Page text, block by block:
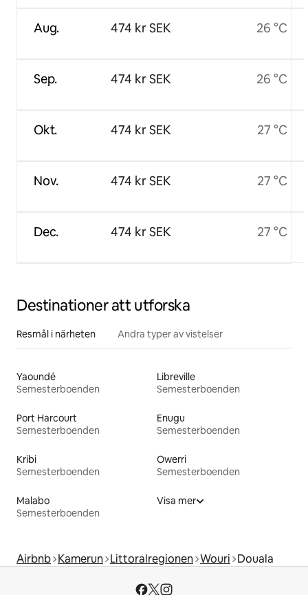
Aug.
Sep.
Okt.
Nov.
Dec.
474 kr SEK
474 kr SEK
474 kr SEK
474 kr SEK
474 kr SEK
26 °C
26 °C
27 °C
27 °C
27 °C
Destinationer att utforska
Resmål i närheten Andra typer av vistelser
Yaoundé
Semesterboenden
Libreville
Semesterboenden
Port Harcourt
Semesterboenden
Enugu
Semesterboenden
Kribi
Semesterboenden
Owerri
Semesterboenden
Malabo
Semesterboenden
Visa mer
Airbnb Kamerun Littoralregionen Wouri Douala